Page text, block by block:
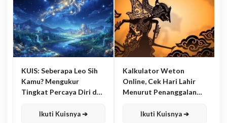
KUIS: Seberapa Leo Sih
Kamu? Mengukur
Tingkat Percaya Diri dan
Ikuti Kuisnya ➔
Kalkulator Weton
Online, Cek Hari Lahir
Menurut Penanggalan
Ikuti Kuisnya ➔